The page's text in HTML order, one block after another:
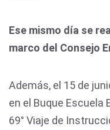
Ese mismo día se
marco del Consejo
Además, el 15 de
en el Buque Escuela
69° Viaje de